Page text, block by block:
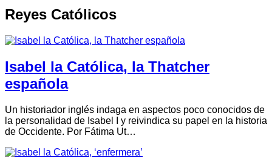
Reyes Católicos
Isabel la Católica, la Thatcher
española
Un historiador inglés indaga en aspectos poco conocidos de
la personalidad de Isabel I y reivindica su papel en la historia
de Occidente. Por Fátima Ut…